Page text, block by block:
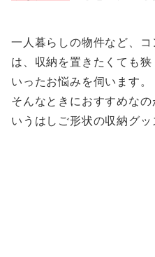
一人暮らしの物件など、
は、収納を置きたくても
いったお悩みを伺います。
そんなときにおすすめな
いうはしご形状の収納グッ